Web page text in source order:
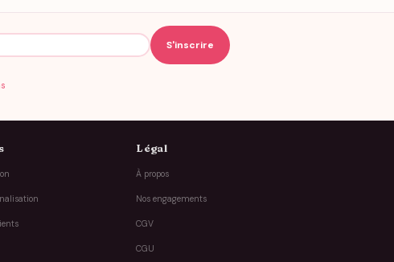
Légal
À propos
Nos engagements
CGV
CGU